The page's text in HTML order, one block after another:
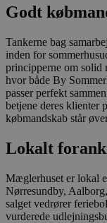
Godt
Tankerne bag
inden for
principperne om
hvor både By
passer perfekt
betjene deres klienter
købmandskab står
Lokalt
Mæglerhuset er lokal
Nørresundby,
salget vedrører
vurderede